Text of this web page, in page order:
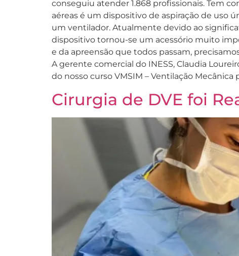
conseguiu atender 1.868 profissionais. Tem
aéreas é um dispositivo de aspiração de uso
um ventilador. Atualmente devido ao
dispositivo tornou-se um acessório muito
e da apreensão que todos passam,
A gerente comercial do INESS, Claudia
do nosso curso VMSIM – Ventilação
Cirurgia de DVE foi